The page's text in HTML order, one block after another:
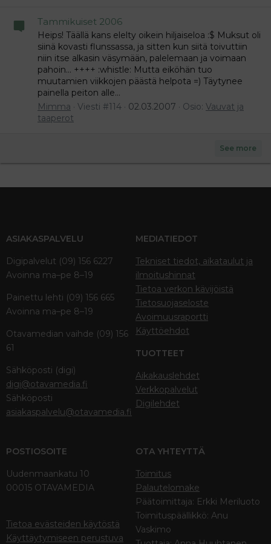
Tammikuiset 2006
Heips! Täällä kans elelty oikein hiljaiseloa :$ Muksut oli
siinä kovasti flunssassa, ja sitten kun siitä toivuttiin
niin itse alkasin väsymään, palelemaan ja voimaan
pahoin... ++++ :whistle: Mutta eiköhän tuo
muutamien viikkojen päästä helpota =) Täytynee
painella peiton alle...
Mimma
Viesti #114 02.03.2007 Osio: Vauvat ja
taaperot
See more
ASIAKASPALVELU
Digipalvelut (09) 156 6227
Avoinna ma–pe 8–19
Painettu lehti (09) 156 665
Avoinna ma–pe 8–19
Otavamedian vaihde (09) 156
61
Sähköposti (digi)
digi@otavamedia.fi
Sähköposti
asiakaspalvelu@otavamedia.fi
MEDIATIEDOT
Tekniset tiedot, aikataulut ja
ilmoitushinnat
Tietoa verkon kävijöistä
Tietosuojaseloste
Avoimuusraportti
Käyttöehdot
TUOTTEET
Aikakauslehdet
Verkkopalvelut
Digilehdet
POSTIOSOITE
Uudenmaankatu 10
00015 OTAVAMEDIA
Tietoa evästeiden käytöstä
Käyttäytymiseen perustuva
OTA YHTEYTTÄ
Toimitus
Palautelomake
Päätoimittaja: Erkki Meriluoto
Toimituspäällikkö: Anu
Vaskimo